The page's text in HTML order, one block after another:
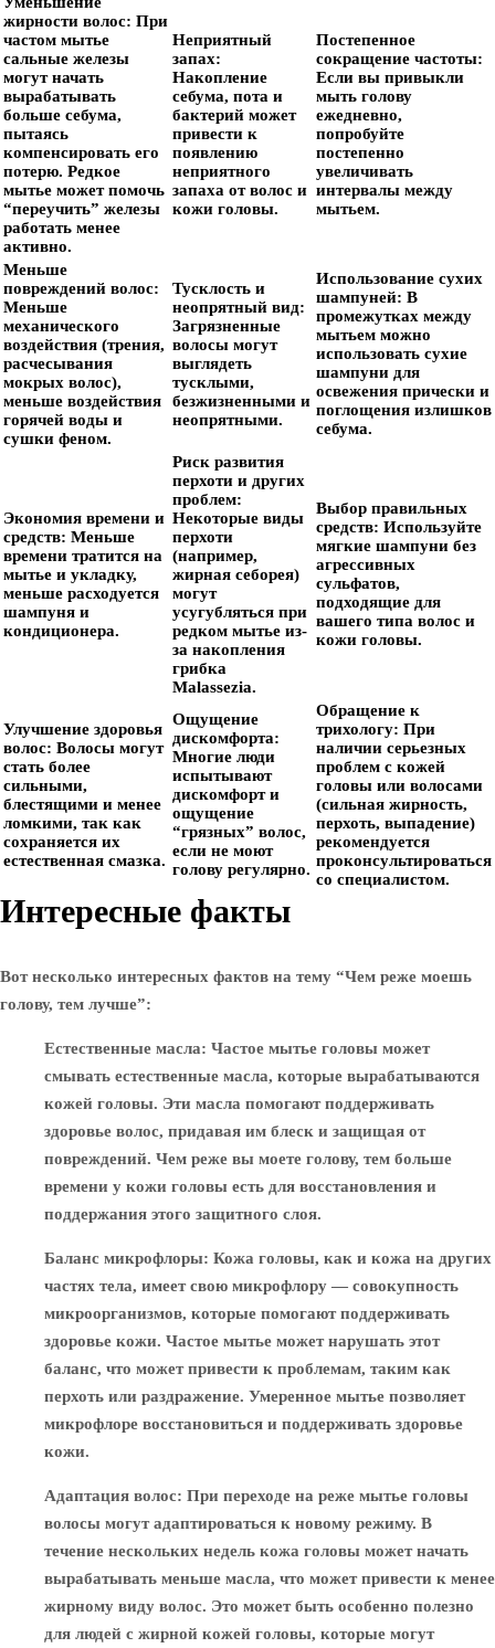
жирности волос: При
частом мытье
сальные железы
могут начать
вырабатывать
больше себума,
пытаясь
компенсировать его
потерю. Редкое
мытье может помочь
“переучить” железы
работать менее
активно.
Неприятный
запах:
Накопление
себума, пота и
бактерий может
привести к
появлению
неприятного
запаха от волос и
кожи головы.
Постепенное
сокращение частоты:
Если вы привыкли
мыть голову
ежедневно,
попробуйте
постепенно
увеличивать
интервалы между
мытьем.
Меньше
повреждений волос:
Меньше
механического
воздействия (трения,
расчесывания
мокрых волос),
меньше воздействия
горячей воды и
сушки феном.
Тусклость и
неопрятный вид:
Загрязненные
волосы могут
выглядеть
тусклыми,
безжизненными и
неопрятными.
Использование сухих
шампуней: В
промежутках между
мытьем можно
использовать сухие
шампуни для
освежения прически и
поглощения излишков
себума.
Экономия времени и
средств: Меньше
времени тратится на
мытье и укладку,
меньше расходуется
шампуня и
кондиционера.
Риск развития
перхоти и других
проблем:
Некоторые виды
перхоти
(например,
жирная себорея)
могут
усугубляться при
редком мытье из-
за накопления
грибка
Malassezia.
Выбор правильных
средств: Используйте
мягкие шампуни без
агрессивных
сульфатов,
подходящие для
вашего типа волос и
кожи головы.
Улучшение здоровья
волос: Волосы могут
стать более
сильными,
блестящими и менее
ломкими, так как
сохраняется их
естественная смазка.
Ощущение
дискомфорта:
Многие люди
испытывают
дискомфорт и
ощущение
“грязных” волос,
если не моют
голову регулярно.
Обращение к
трихологу: При
наличии серьезных
проблем с кожей
головы или волосами
(сильная жирность,
перхоть, выпадение)
рекомендуется
проконсультироваться
со специалистом.
Интересные факты
Вот несколько интересных фактов на тему “Чем реже моешь
голову, тем лучше”:
Естественные масла: Частое мытье головы может
смывать естественные масла, которые вырабатываются
кожей головы. Эти масла помогают поддерживать
здоровье волос, придавая им блеск и защищая от
повреждений. Чем реже вы моете голову, тем больше
времени у кожи головы есть для восстановления и
поддержания этого защитного слоя.
Баланс микрофлоры: Кожа головы, как и кожа на других
частях тела, имеет свою микрофлору — совокупность
микроорганизмов, которые помогают поддерживать
здоровье кожи. Частое мытье может нарушать этот
баланс, что может привести к проблемам, таким как
перхоть или раздражение. Умеренное мытье позволяет
микрофлоре восстановиться и поддерживать здоровье
кожи.
Адаптация волос: При переходе на реже мытье головы
волосы могут адаптироваться к новому режиму. В
течение нескольких недель кожа головы может начать
вырабатывать меньше масла, что может привести к менее
жирному виду волос. Это может быть особенно полезно
для людей с жирной кожей головы, которые могут